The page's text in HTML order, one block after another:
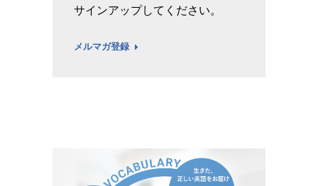
サインアップしてください。
メルマガ登録